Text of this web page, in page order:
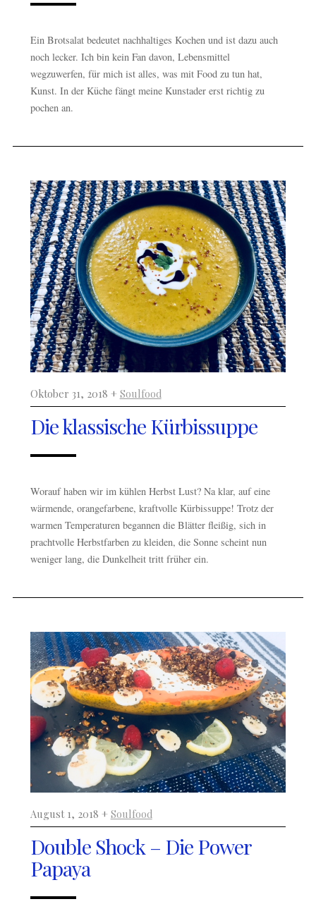
Ein Brotsalat bedeutet nachhaltiges Kochen und ist dazu auch
noch lecker. Ich bin kein Fan davon, Lebensmittel
wegzuwerfen, für mich ist alles, was mit Food zu tun hat,
Kunst. In der Küche fängt meine Kunstader erst richtig zu
pochen an.
Oktober 31, 2018 + Soulfood
Die klassische Kürbissuppe
Worauf haben wir im kühlen Herbst Lust? Na klar, auf eine
wärmende, orangefarbene, kraftvolle Kürbissuppe! Trotz der
warmen Temperaturen begannen die Blätter fleißig, sich in
prachtvolle Herbstfarben zu kleiden, die Sonne scheint nun
weniger lang, die Dunkelheit tritt früher ein.
August 1, 2018 + Soulfood
Double Shock – Die Power
Papaya